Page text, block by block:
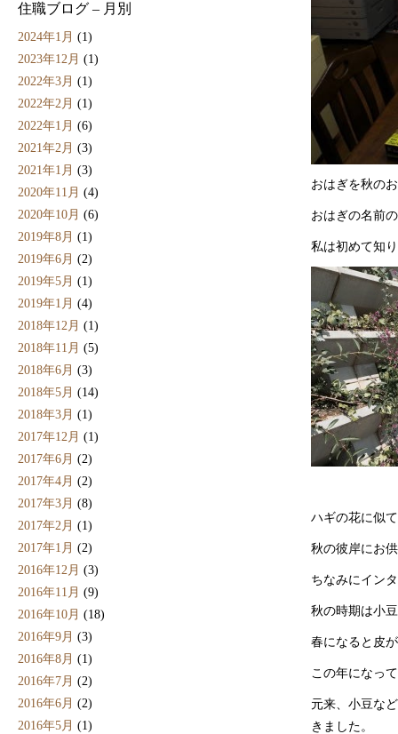
住職ブログ – 月別
2024年1月 (1)
2023年12月 (1)
2022年3月 (1)
2022年2月 (1)
2022年1月 (6)
2021年2月 (3)
2021年1月 (3)
2020年11月 (4)
2020年10月 (6)
2019年8月 (1)
2019年6月 (2)
2019年5月 (1)
2019年1月 (4)
2018年12月 (1)
2018年11月 (5)
2018年6月 (3)
2018年5月 (14)
2018年3月 (1)
2017年12月 (1)
2017年6月 (2)
2017年4月 (2)
2017年3月 (8)
2017年2月 (1)
2017年1月 (2)
2016年12月 (3)
2016年11月 (9)
2016年10月 (18)
2016年9月 (3)
2016年8月 (1)
2016年7月 (2)
2016年6月 (2)
2016年5月 (1)
おはぎを秋の
おはぎの名前
私は初めて知
ハギの花に似
秋の彼岸にお
ちなみにイン
秋の時期は小
春になると皮
この年になっ
元来、小豆な
きました。